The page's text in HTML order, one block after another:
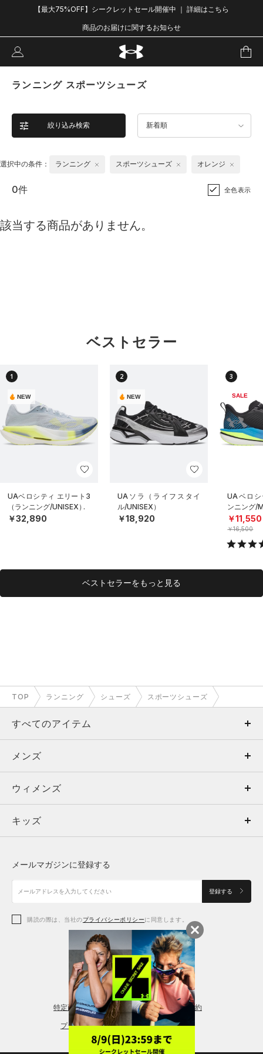
【最大75%OFF】シークレットセール開催中 ｜ 詳細はこちら
商品のお届けに関するお知らせ
ランニング スポーツシューズ
絞り込み検索 新着順
選択中の条件： ランニング スポーツシューズ オレンジ
0件 全色表示
該当する商品がありません。
ベストセラー
1
NEW
UAベロシティ エリート3
（ランニング/UNISEX）
￥32,890
2
NEW
UAソラ（ライフスタイ
ル/UNISEX）
￥18,920
3
SALE
UAベロ
ンニング/
￥11,550
￥16,500
ベストセラーをもっと見る
TOP ランニング シューズ スポーツシューズ
すべてのアイテム
メンズ
ウィメンズ
キッズ
アクセサリー
メンズ
トップス
ボトムス
アクセサリー
ウィメンズ
トップス
シューズ
アクセサリー
レギンス＆タイツ
キッズ
シューズ
メールマガジンに登録する
登録する
購読の際は、当社のプライバシーポリシーに同意します。
特定商取引法に基づく通販の表記 会員規約
プライバシーポリシー